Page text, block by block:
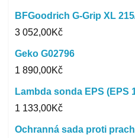
BFGoodrich G-Grip XL
3 052,00Kč
Geko G02796
1 890,00Kč
Lambda sonda EPS (EPS
1 133,00Kč
Ochranná sada proti